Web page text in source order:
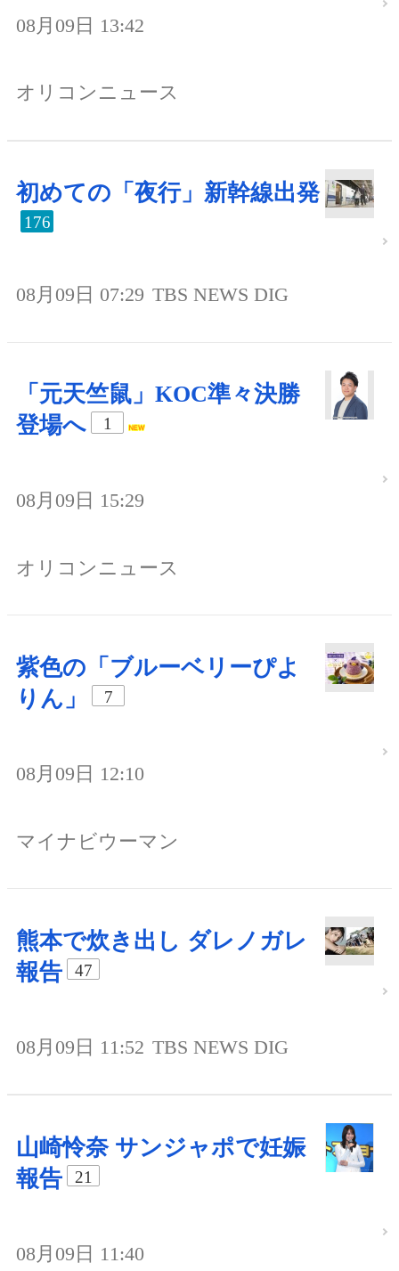
08月09日 13:42
オリコンニュース
初めての「夜行」新幹線出発
176
08月09日 07:29 TBS NEWS DIG
「元天竺鼠」KOC準々決勝
登場へ
1
08月09日 15:29
オリコンニュース
紫色の「ブルーベリーぴよ
りん」
7
08月09日 12:10
マイナビウーマン
熊本で炊き出し ダレノガレ
報告
47
08月09日 11:52 TBS NEWS DIG
山崎怜奈 サンジャポで妊娠
報告
21
08月09日 11:40